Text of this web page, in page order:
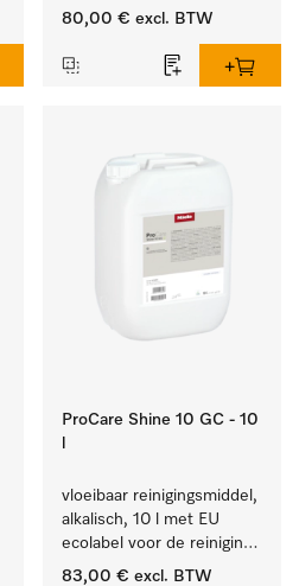
bestek en glazen.
80,00 € excl. BTW
ProCare Shine 10 GC - 10
vloeibaar reinigingsmiddel,
alkalisch, 10 l met EU
ecolabel voor de reiniging
van alledaags vuil op
83,00 € excl. BTW